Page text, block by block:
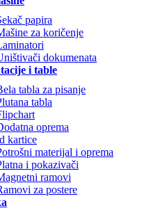
papira
za koričenje
dokumenata
i table
tabla za pisanje
tabla
oprema
kartice
materijal i oprema
i pokazivači
ramovi
za postere